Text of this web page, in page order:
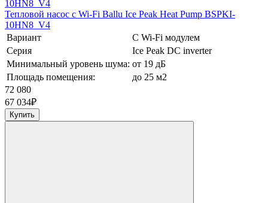
Тепловой насос c Wi-Fi Ballu Ice Peak Heat Pump BSPKI-
10HN8_V4
Вариант
С Wi-Fi модулем
Серия
Ice Peak DC inverter
Минимальный уровень шума: от 19 дБ
Площадь помещения:
до 25 м2
72 080
67 034₽
Купить